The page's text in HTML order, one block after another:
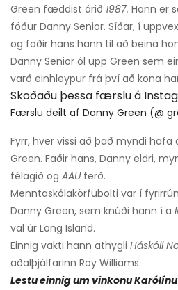
Green fæddist árið 1987. Hann er
föður Danny Senior. Síðar, í
og faðir hans hann til að beina
Danny Senior ól upp Green sem
varð einhleypur frá því að kona
Skoðaðu þessa færslu á
Færslu deilt af Danny Green (@
Fyrr, hver vissi að það myndi
Green. Faðir hans, Danny eldri,
félagið og AAUferð.
Menntaskólakörfubolti var í
Danny Green, sem knúði hann í a
val úr Long Island.
Einnig vakti hann athygli Háskóli
aðalþjálfarinn Roy Williams.
Lestu einnig um vinkonu